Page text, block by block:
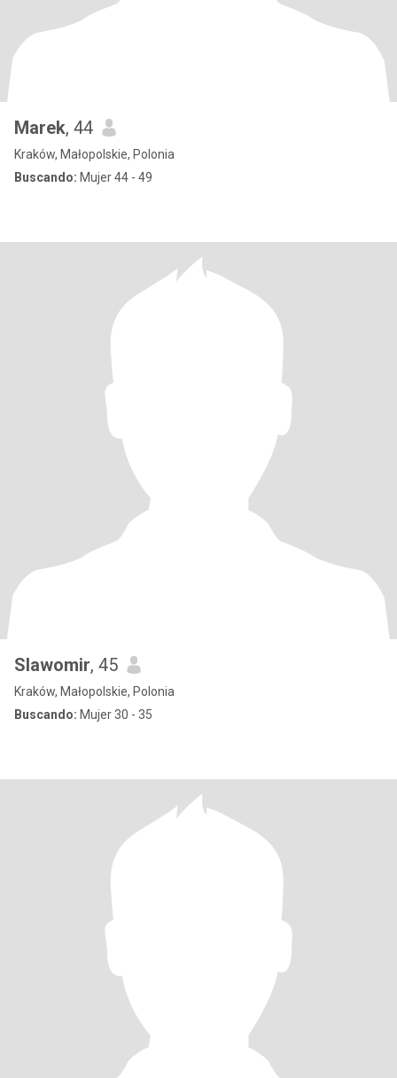
Marek, 44
Kraków, Małopolskie, Polonia
Buscando: Mujer 44 - 49
Slawomir, 45
Kraków, Małopolskie, Polonia
Buscando: Mujer 30 - 35